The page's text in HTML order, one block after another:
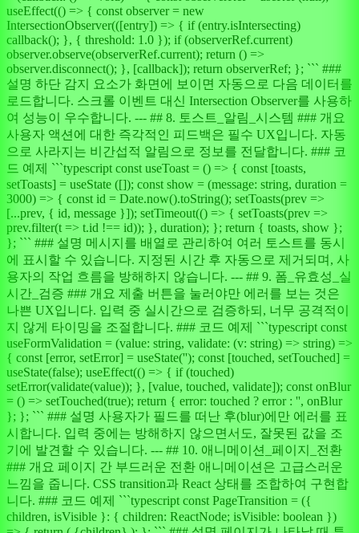
useEffect(() => { const observer = new
IntersectionObserver(([entry]) => { if (entry.isIntersecting)
callback(); }, { threshold: 1.0 }); if (observerRef.current)
observer.observe(observerRef.current); return () =>
observer.disconnect(); }, [callback]); return observerRef; }; ``` ###
설명 하단 감지 요소가 화면에 보이면 자동으로 다음 데이터를
로드합니다. 스크롤 이벤트 대신 Intersection Observer를 사용하
여 성능이 우수합니다. --- ## 8. 토스트_알림_시스템 ### 개요
사용자 액션에 대한 즉각적인 피드백은 필수 UX입니다. 자동
으로 사라지는 비간섭적 알림으로 정보를 전달합니다. ### 코
드 예제 ```typescript const useToast = () => { const [toasts,
setToasts] = useState ([]); const show = (message: string, duration =
3000) => { const id = Date.now().toString(); setToasts(prev =>
[...prev, { id, message }]); setTimeout(() => { setToasts(prev =>
prev.filter(t => t.id !== id)); }, duration); }; return { toasts, show };
}; ``` ### 설명 메시지를 배열로 관리하여 여러 토스트를 동시
에 표시할 수 있습니다. 지정된 시간 후 자동으로 제거되며, 사
용자의 작업 흐름을 방해하지 않습니다. --- ## 9. 폼_유효성_실
시간_검증 ### 개요 제출 버튼을 눌러야만 에러를 보는 것은
나쁜 UX입니다. 입력 중 실시간으로 검증하되, 너무 공격적이
지 않게 타이밍을 조절합니다. ### 코드 예제 ```typescript const
useFormValidation = (value: string, validate: (v: string) => string) =>
{ const [error, setError] = useState(''); const [touched, setTouched] =
useState(false); useEffect(() => { if (touched)
setError(validate(value)); }, [value, touched, validate]); const onBlur
= () => setTouched(true); return { error: touched ? error : '', onBlur
}; }; ``` ### 설명 사용자가 필드를 떠난 후(blur)에만 에러를 표
시합니다. 입력 중에는 방해하지 않으면서도, 잘못된 값을 조
기에 발견할 수 있습니다. --- ## 10. 애니메이션_페이지_전환
### 개요 페이지 간 부드러운 전환 애니메이션은 고급스러운
느낌을 줍니다. CSS transition과 React 상태를 조합하여 구현합
니다. ### 코드 예제 ```typescript const PageTransition = ({
children, isVisible }: { children: ReactNode; isVisible: boolean })